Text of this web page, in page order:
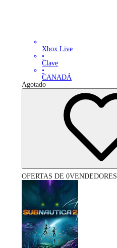
Xbox Live
•
Clave
•
CANADÁ
Agotado
OFERTAS DE 0VENDEDORES